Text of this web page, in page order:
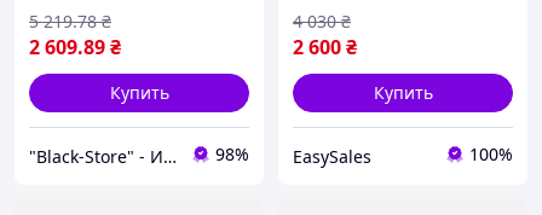
2 609.89₴
5 219.78 ₴
Купить
"Black-Store" - Интернет-магазин 98%
2 600₴
4 030 ₴
Купить
EasySales 100%